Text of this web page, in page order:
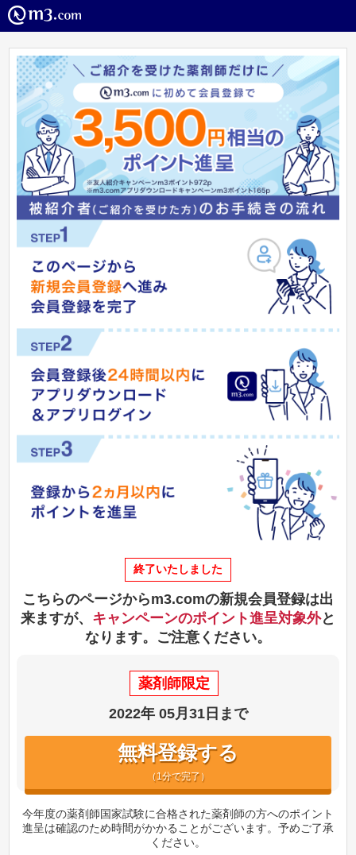
終了いたしました
こちらのページからm3.comの新規会員登録は出
来ますが、 キャンペーンのポイント進呈対象外と
なります。ご注意ください。
薬剤師限定
2022年 05月31日まで
無料登録する
（1分で完了）
今年度の薬剤師国家試験に合格された薬剤師の方へのポイント
進呈は確認のため時間がかかることがございます。予めご了承
ください。